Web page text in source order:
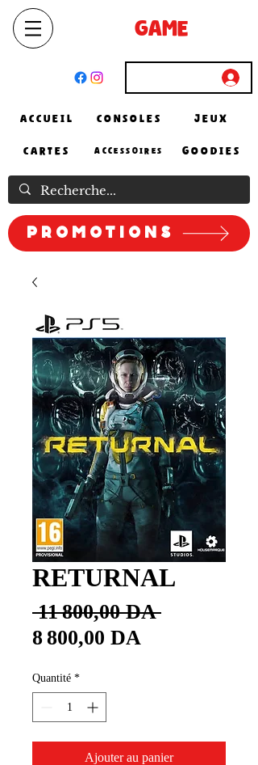
GAME
ACCUEIL CONSOLES JEUX
CARTES ACCESSOIRES GOODIES
Promotions
RETURNAL
11 800,00 DA Prix
8 800,00 DA
Quantité *
Ajouter au panier